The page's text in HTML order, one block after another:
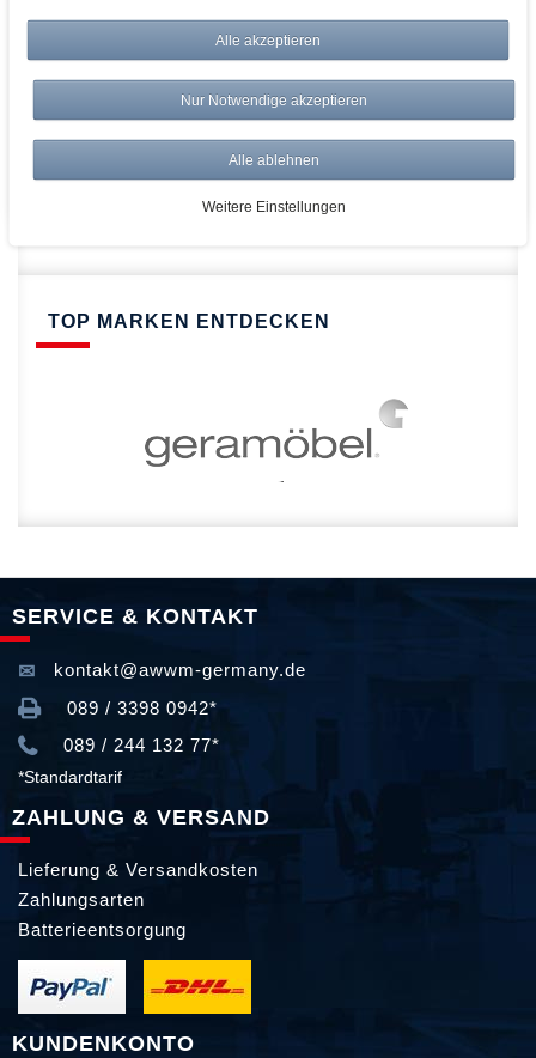
Risikolos: 14 Tage Rückgabe
Über 20.000 Artikel
Schnelle Lieferung
TOP MARKEN ENTDECKEN
SERVICE & KONTAKT
kontakt@awwm-germany.de
089 / 3398 0942*
089 / 244 132 77*
*Standardtarif
ZAHLUNG & VERSAND
Lieferung & Versandkosten
Zahlungsarten
Batterieentsorgung
KUNDENKONTO
Alle akzeptieren
Nur Notwendige akzeptieren
Alle ablehnen
Weitere Einstellungen